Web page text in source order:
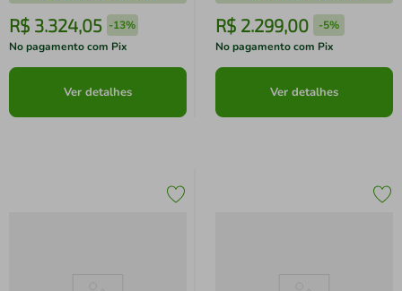
R$ 3.324,05 -13%
No pagamento com Pix
Ver detalhes
R$ 2.299,00 -5%
No pagamento com Pix
Ver detalhes